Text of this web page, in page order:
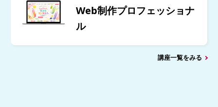
Web制作プロフェッショナ
ル
講座一覧をみる